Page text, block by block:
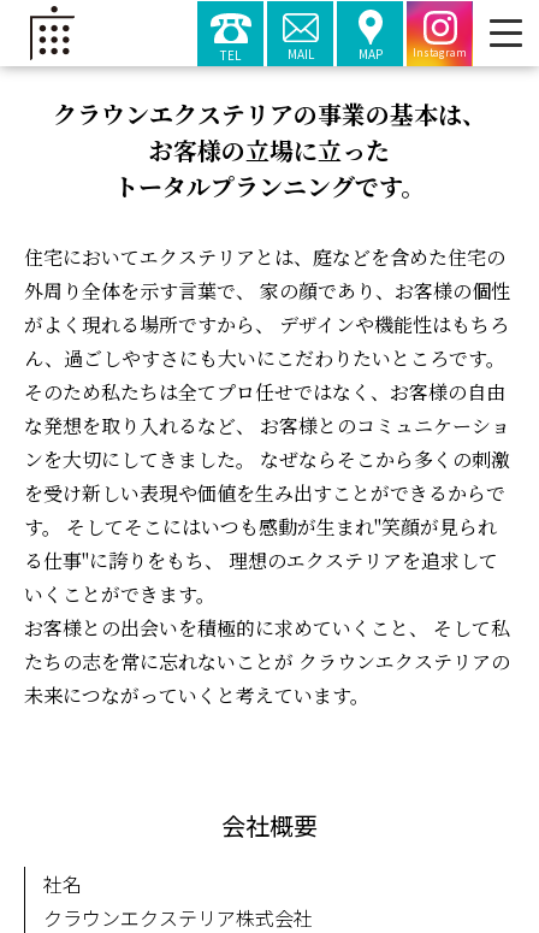
TEL MAIL MAP Instagram
クラウンエクステリアの事業の基本は、
お客様の立場に立った
トータルプランニングです。
住宅においてエクステリアとは、庭などを含めた住宅の
外周り全体を示す言葉で、 家の顔であり、お客様の個性
がよく現れる場所ですから、 デザインや機能性はもちろ
ん、過ごしやすさにも大いにこだわりたいところです。
そのため私たちは全てプロ任せではなく、お客様の自由
な発想を取り入れるなど、 お客様とのコミュニケーショ
ンを大切にしてきました。 なぜならそこから多くの刺激
を受け新しい表現や価値を生み出すことができるからで
す。 そしてそこにはいつも感動が生まれ"笑顔が見られ
る仕事"に誇りをもち、 理想のエクステリアを追求して
いくことができます。
お客様との出会いを積極的に求めていくこと、 そして私
たちの志を常に忘れないことが クラウンエクステリアの
未来につながっていくと考えています。
会社概要
社名
クラウンエクステリア株式会社